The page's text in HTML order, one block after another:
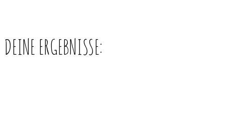
DEINE ERGEBNISSE: